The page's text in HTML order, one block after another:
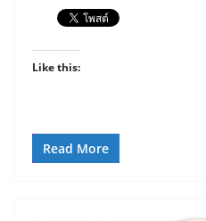
Like this:
Read More